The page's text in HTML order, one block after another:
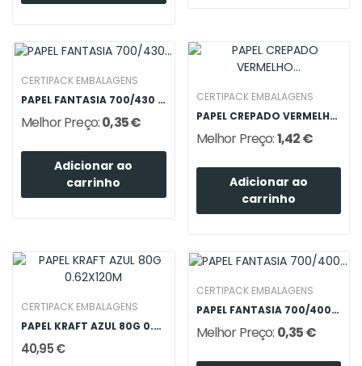
CERTIPACK EMBALAGENS
PAPEL FANTASIA 700/430 (70X100)
Melhor Preço:0,35 €
Adicionar ao
carrinho
CERTIPACK EMBALAGENS
PAPEL CREPADO VERMELHO CORAÇÕES 903 180GRS
Melhor Preço:1,42 €
Adicionar ao
carrinho
CERTIPACK EMBALAGENS
PAPEL KRAFT AZUL 80G 0.62X120M
40,95 €
CERTIPACK EMBALAGENS
PAPEL FANTASIA 700/400 (70X100)
Melhor Preço: 0,35 €